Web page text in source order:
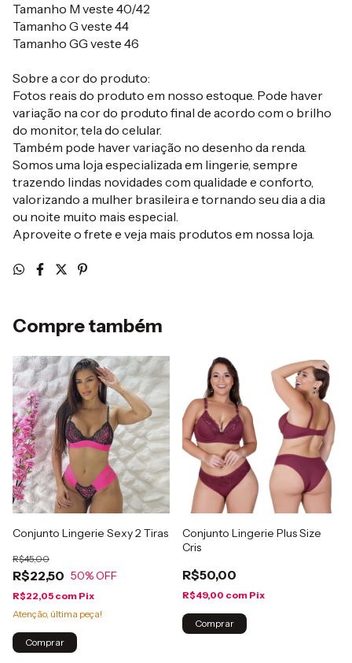
Tamanho M veste 40/42
Tamanho G veste 44
Tamanho GG veste 46
Sobre a cor do produto:
Fotos reais do produto em nosso estoque. Pode haver
variação na cor do produto final de acordo com o brilho
do monitor, tela do celular.
Também pode haver variação no desenho da renda.
Somos uma loja especializada em lingerie, sempre
trazendo lindas novidades com qualidade e conforto,
valorizando a mulher brasileira e tornando seu dia a dia
ou noite muito mais especial.
Aproveite o frete e veja mais produtos em nossa loja.
Compre também
Conjunto Lingerie Sexy 2 Tiras
R$22,50
R$45,00
50% OFF
R$22,05 com Pix
Atenção, última peça!
Comprar
Conjunto Lingerie Plus Size
Cris
R$50,00
R$49,00 com Pix
Comprar